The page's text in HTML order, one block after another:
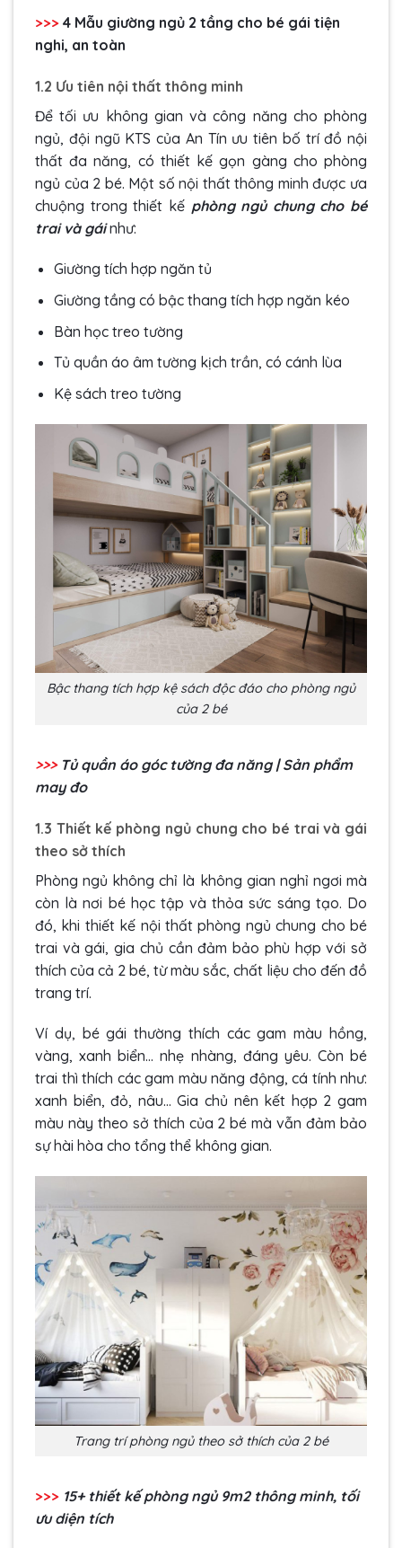
>>> 4 Mẫu giường ngủ 2 tầng cho bé gái tiện
nghi, an toàn
1.2 Ưu tiên nội thất thông minh
Để tối ưu không gian và công năng cho phòng
ngủ, đội ngũ KTS của An Tín ưu tiên bố trí đồ nội
thất đa năng, có thiết kế gọn gàng cho phòng
ngủ của 2 bé. Một số nội thất thông minh được ưa
chuộng trong thiết kế phòng ngủ chung cho bé
trai và gáinhư:
Giường tích hợp ngăn tủ
Giường tầng có bậc thang tích hợp ngăn kéo
Bàn học treo tường
Tủ quần áo âm tường kịch trần, có cánh lùa
Kệ sách treo tường
Bậc thang tích hợp kệ sách độc đáo cho phòng ngủ
của 2 bé
>>> Tủ quần áo góc tườngđa năng | Sản phẩm
may đo
1.3 Thiết kế phòng ngủ chung cho bé trai và gái
theo sở thích
Phòng ngủ không chỉ là không gian nghỉ ngơi mà
còn là nơi bé học tập và thỏa sức sáng tạo. Do
đó, khi thiết kế nội thất phòng ngủ chung cho bé
trai và gái, gia chủ cần đảm bảo phù hợp với sở
thích của cả 2 bé, từ màu sắc, chất liệu cho đến đồ
trang trí.
Ví dụ, bé gái thường thích các gam màu hồng,
vàng, xanh biển… nhẹ nhàng, đáng yêu. Còn bé
trai thì thích các gam màu năng động, cá tính như:
xanh biển, đỏ, nâu… Gia chủ nên kết hợp 2 gam
màu này theo sở thích của 2 bé mà vẫn đảm bảo
sự hài hòa cho tổng thể không gian.
Trang trí phòng ngủ theo sở thích của 2 bé
>>> 15+ thiết kế phòng ngủ 9m2 thông minh, tối
ưu diện tích